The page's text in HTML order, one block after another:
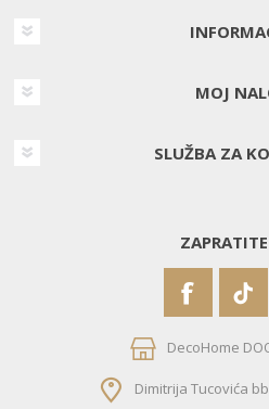
MOJ
SLUŽBA ZA
DecoHome
Dimitrija Tucovića